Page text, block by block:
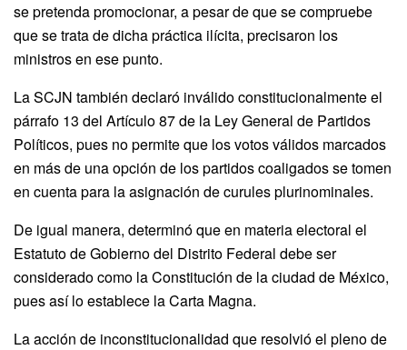
se pretenda promocionar, a pesar de que se compruebe
que se trata de dicha práctica ilícita, precisaron los
ministros en ese punto.
La SCJN también declaró inválido constitucionalmente el
párrafo 13 del Artículo 87 de la Ley General de Partidos
Políticos, pues no permite que los votos válidos marcados
en más de una opción de los partidos coaligados se tomen
en cuenta para la asignación de curules plurinominales.
De igual manera, determinó que en materia electoral el
Estatuto de Gobierno del Distrito Federal debe ser
considerado como la Constitución de la ciudad de México,
pues así lo establece la Carta Magna.
La acción de inconstitucionalidad que resolvió el pleno de